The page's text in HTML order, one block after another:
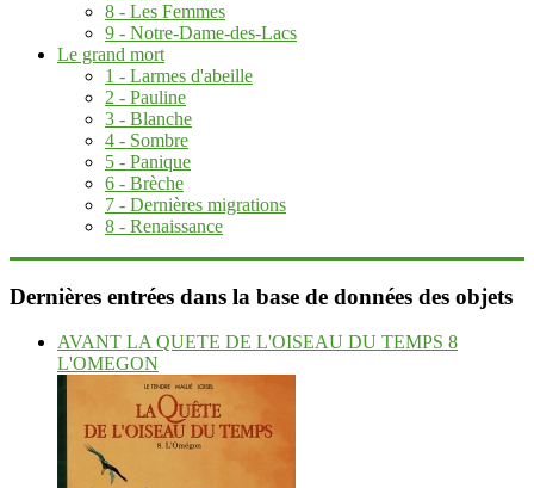
8 - Les Femmes
9 - Notre-Dame-des-Lacs
Le grand mort
1 - Larmes d'abeille
2 - Pauline
3 - Blanche
4 - Sombre
5 - Panique
6 - Brèche
7 - Dernières migrations
8 - Renaissance
Dernières entrées dans la base de données des objets
AVANT LA QUETE DE L'OISEAU DU TEMPS 8
L'OMEGON